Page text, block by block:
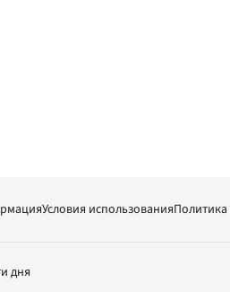
Условия использования
дня